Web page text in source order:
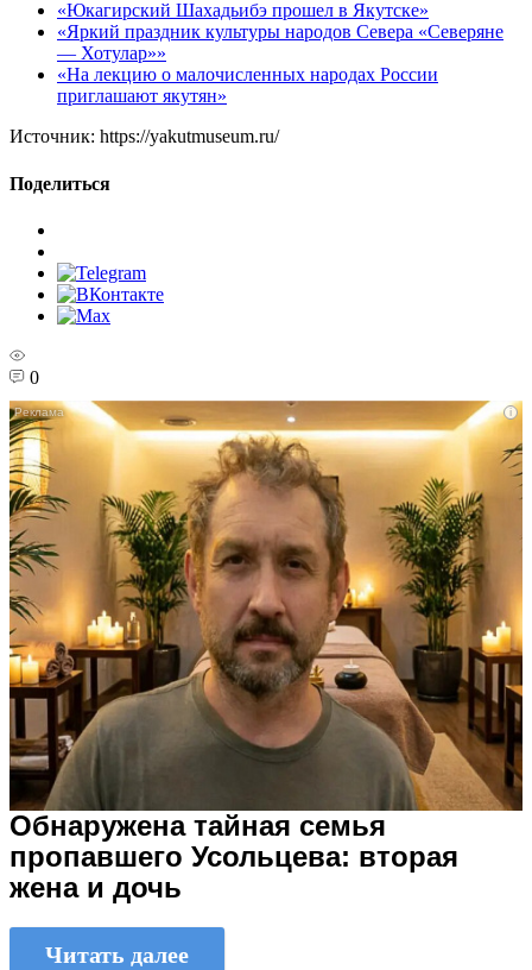
«Юкагирский Шахадьибэ прошел в Якутске»
«Яркий праздник культуры народов Севера «Северяне
— Хотулар»»
«На лекцию о малочисленных народах России
приглашают якутян»
Источник: https://yakutmuseum.ru/
Поделиться
0
i
Обнаружена тайная семья
пропавшего Усольцева: вторая
жена и дочь
Читать далее